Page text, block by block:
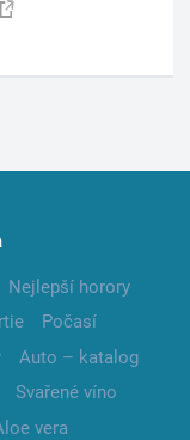
Nejlepší horory
Počasí
Auto – katalog
Svařené víno
vera